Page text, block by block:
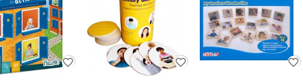
favorite_border favorite_border favorite_border